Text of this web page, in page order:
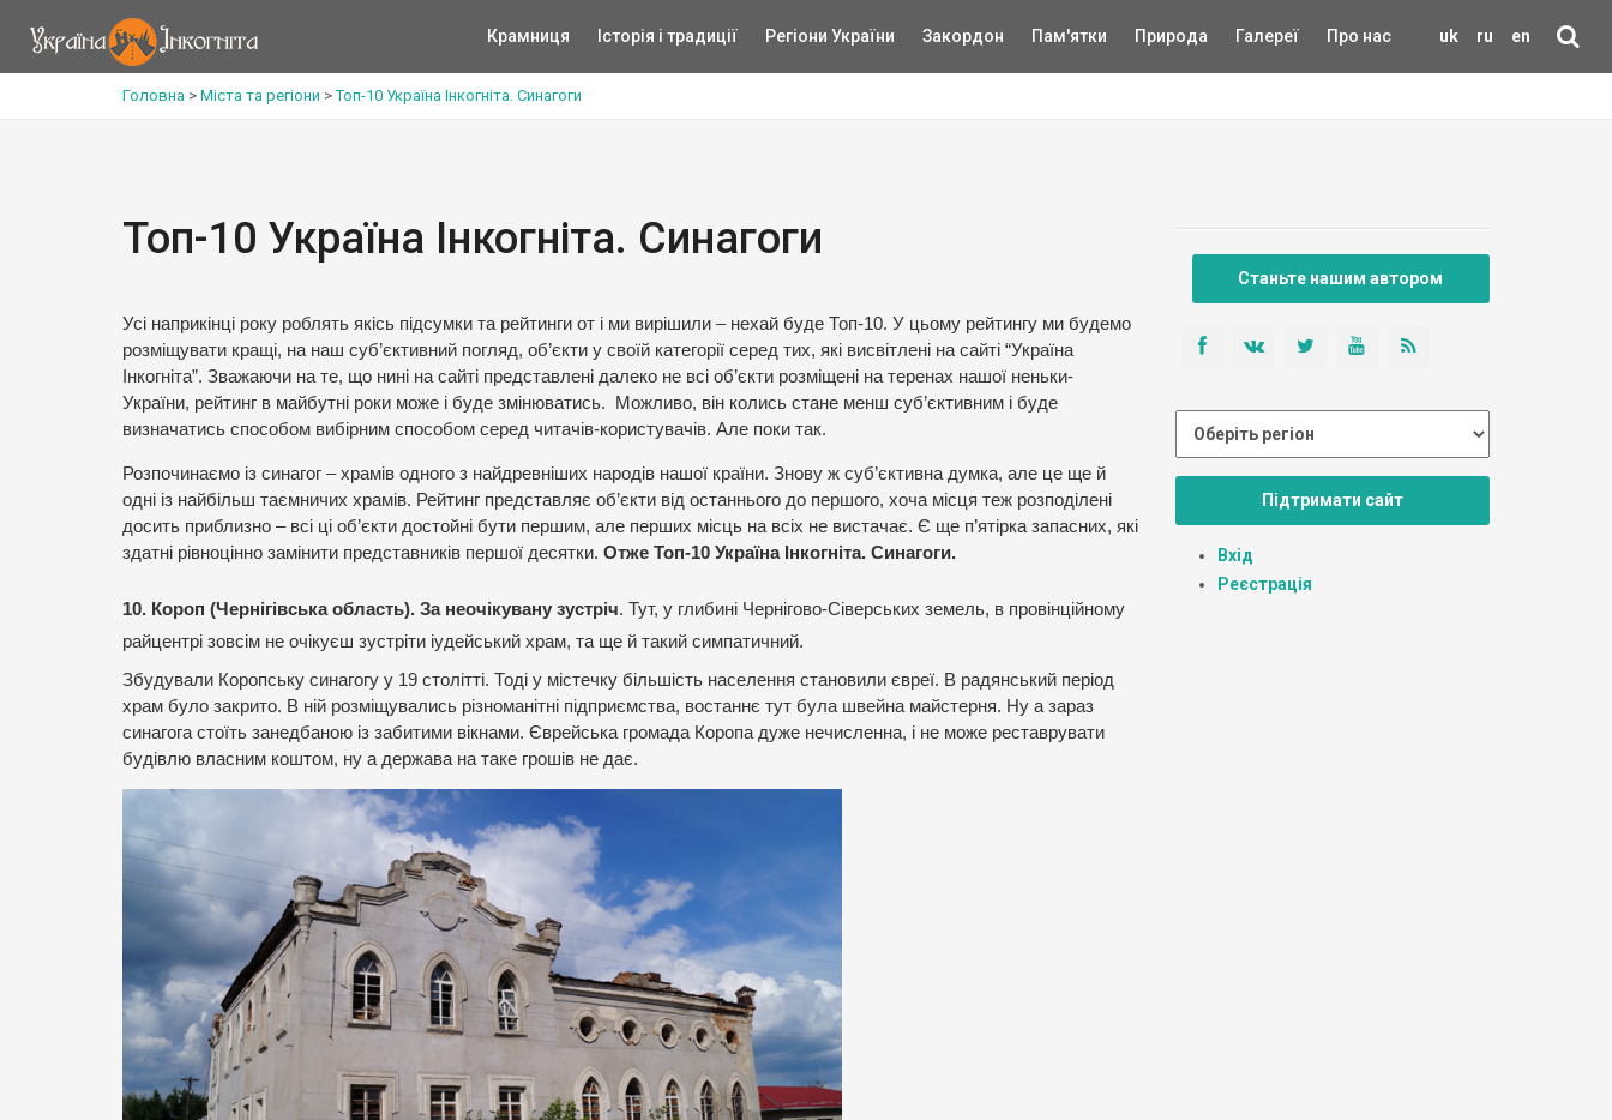
uk ru en
Крамниця Історія і традиції Регіони України Закордон Пам'ятки Природа Галереї Про нас
Головна > Міста та регіони >Топ-10 Україна Інкогніта. Синагоги
Топ-10 Україна Інкогніта. Синагоги
Усі наприкінці року роблять якісь підсумки та рейтинги от і ми вирішили – нехай буде Топ-10. У цьому рейтингу ми будемо
розміщувати кращі, на наш суб’єктивний погляд, об’єкти у своїй категорії серед тих, які висвітлені на сайті “Україна
Інкогніта”. Зважаючи на те, що нині на сайті представлені далеко не всі об’єкти розміщені на теренах нашої неньки-
України, рейтинг в майбутні роки може і буде змінюватись. Можливо, він колись стане менш суб’єктивним і буде
визначатись способом вибірним способом серед читачів-користувачів. Але поки так.
Розпочинаємо із синагог – храмів одного з найдревніших народів нашої країни. Знову ж суб’єктивна думка, але це ще й
одні із найбільш таємничих храмів. Рейтинг представляє об’єкти від останнього до першого, хоча місця теж розподілені
досить приблизно – всі ці об’єкти достойні бути першим, але перших місць на всіх не вистачає. Є ще п’ятірка запасних, які
здатні рівноцінно замінити представників першої десятки. Отже Топ-10 Україна Інкогніта. Синагоги.
10. Короп (Чернігівська область). За неочікувану зустріч. Тут, у глибині Чернігово-Сіверських земель, в провінційному
райцентрі зовсім не очікуєш зустріти іудейський храм, та ще й такий симпатичний.
Збудували Коропську синагогу у 19 столітті. Тоді у містечку більшість населення становили євреї. В радянський період
храм було закрито. В ній розміщувались різноманітні підприємства, востаннє тут була швейна майстерня. Ну а зараз
синагога стоїть занедбаною із забитими вікнами. Єврейська громада Коропа дуже нечисленна, і не може реставрувати
будівлю власним коштом, ну а держава на таке грошів не дає.
Станьте нашим автором
Підтримати сайт
Вхід
Реєстрація